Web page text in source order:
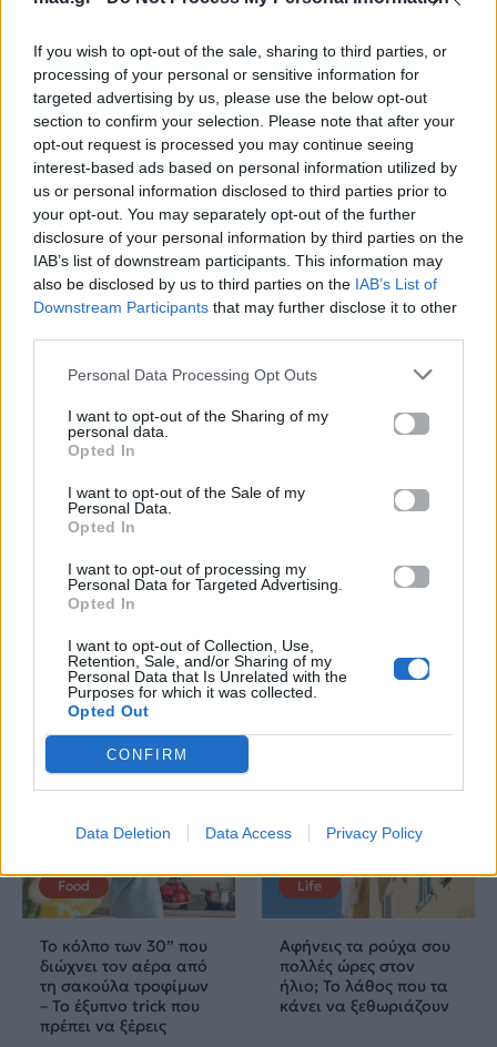
If you wish to opt-out of the sale, sharing to third parties, or
processing of your personal or sensitive information for
targeted advertising by us, please use the below opt-out
section to confirm your selection. Please note that after your
opt-out request is processed you may continue seeing
interest-based ads based on personal information utilized by
us or personal information disclosed to third parties prior to
your opt-out. You may separately opt-out of the further
disclosure of your personal information by third parties on the
IAB’s list of downstream participants. This information may
also be disclosed by us to third parties on the IAB’s List of
Downstream Participants that may further disclose it to other
Personal Data Processing Opt Outs
I want to opt-out of the Sharing of my
personal data.
Opted In
I want to opt-out of the Sale of my
Personal Data.
Opted In
I want to opt-out of processing my
Personal Data for Targeted Advertising.
Opted In
I want to opt-out of Collection, Use,
Retention, Sale, and/or Sharing of my
Personal Data that Is Unrelated with the
Purposes for which it was collected.
Opted Out
CONFIRM
Data Deletion Data Access Privacy Policy
Τέλειοι γλουτοί
χωρίς
γυμναστήριο – Η
απλή άσκηση που
κάνει τη διαφορά
«Couture»: Η
Angelina Jolie
επιστρέφει με μια
ταινία που
καθρεφτίζει τη ζωή
της
22.05.2026
Βιογραφικά
και σημαντικές στιγμές
τους στην ελληνική
Δες επίσης
Food
Το κόλπο των 30” που
διώχνει τον αέρα από
τη σακούλα τροφίμων
– Το έξυπνο trick που
πρέπει να ξέρεις
Life
Αφήνεις τα ρούχα σου
πολλές ώρες στον
ήλιο; Το λάθος που τα
κάνει να ξεθωριάζουν